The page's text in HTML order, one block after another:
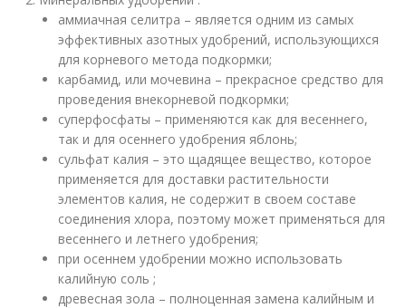
аммиачная селитра – является одним из самых
эффективных азотных удобрений, использующихся
для корневого метода подкормки;
карбамид, или мочевина – прекрасное средство для
проведения внекорневой подкормки;
суперфосфаты – применяются как для весеннего,
так и для осеннего удобрения яблонь;
сульфат калия – это щадящее вещество, которое
применяется для доставки растительности
элементов калия, не содержит в своем составе
соединения хлора, поэтому может применяться для
весеннего и летнего удобрения;
при осеннем удобрении можно использовать
калийную соль ;
древесная зола – полноценная замена калийным и